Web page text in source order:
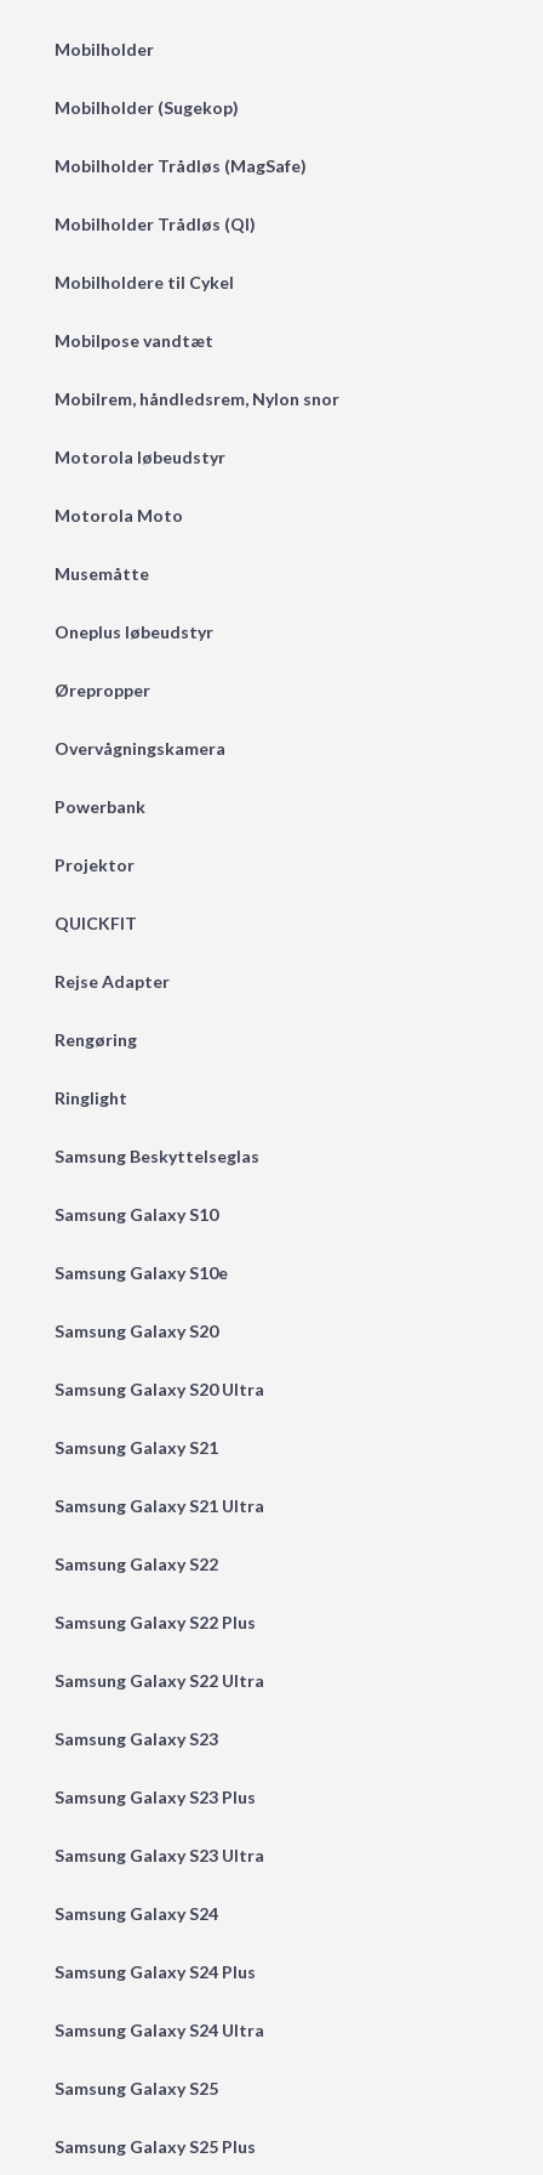
Mobilholder
Mobilholder (Sugekop)
Mobilholder Trådløs (MagSafe)
Mobilholder Trådløs (QI)
Mobilholdere til Cykel
Mobilpose vandtæt
Mobilrem, håndledsrem, Nylon snor
Motorola løbeudstyr
Motorola Moto
Musemåtte
Oneplus løbeudstyr
Ørepropper
Overvågningskamera
Powerbank
Projektor
QUICKFIT
Rejse Adapter
Rengøring
Ringlight
Samsung Beskyttelseglas
Samsung Galaxy S10
Samsung Galaxy S10e
Samsung Galaxy S20
Samsung Galaxy S20 Ultra
Samsung Galaxy S21
Samsung Galaxy S21 Ultra
Samsung Galaxy S22
Samsung Galaxy S22 Plus
Samsung Galaxy S22 Ultra
Samsung Galaxy S23
Samsung Galaxy S23 Plus
Samsung Galaxy S23 Ultra
Samsung Galaxy S24
Samsung Galaxy S24 Plus
Samsung Galaxy S24 Ultra
Samsung Galaxy S25
Samsung Galaxy S25 Plus